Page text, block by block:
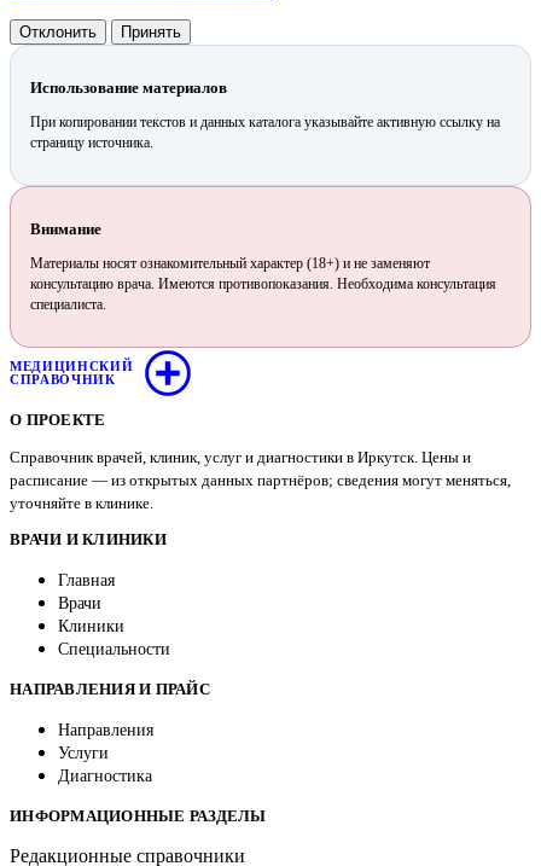
Отклонить Принять
Использование материалов
При копировании текстов и данных каталога указывайте активную ссылку на
страницу источника.
Внимание
Материалы носят ознакомительный характер (18+) и не заменяют
консультацию врача. Имеются противопоказания. Необходима консультация
специалиста.
МЕДИЦИНСКИЙ
СПРАВОЧНИК
О ПРОЕКТЕ
Справочник врачей, клиник, услуг и диагностики в Иркутск. Цены и
расписание — из открытых данных партнёров; сведения могут меняться,
уточняйте в клинике.
ВРАЧИ И КЛИНИКИ
Главная
Врачи
Клиники
Специальности
НАПРАВЛЕНИЯ И ПРАЙС
Направления
Услуги
Диагностика
ИНФОРМАЦИОННЫЕ РАЗДЕЛЫ
Редакционные справочники